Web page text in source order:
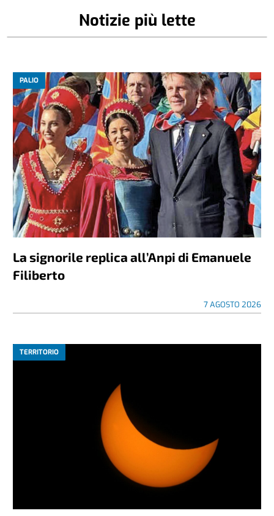
Notizie più lette
PALIO
La signorile replica all’Anpi di Emanuele
Filiberto
7 AGOSTO 2026
TERRITORIO